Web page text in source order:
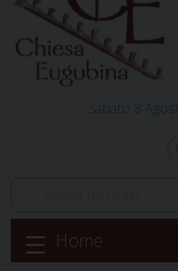
Skip
to
Home